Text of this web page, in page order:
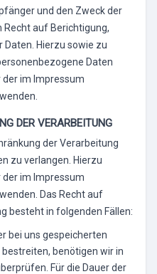
und den Zweck der
auf Berichtigung,
Daten. Hierzu sowie zu
Daten
im Impressum
DER VERARBEITUNG
der Verarbeitung
zu verlangen. Hierzu
im Impressum
Das Recht auf
besteht in folgenden Fällen:
bei uns gespeicherten
benötigen wir in
Für die Dauer der